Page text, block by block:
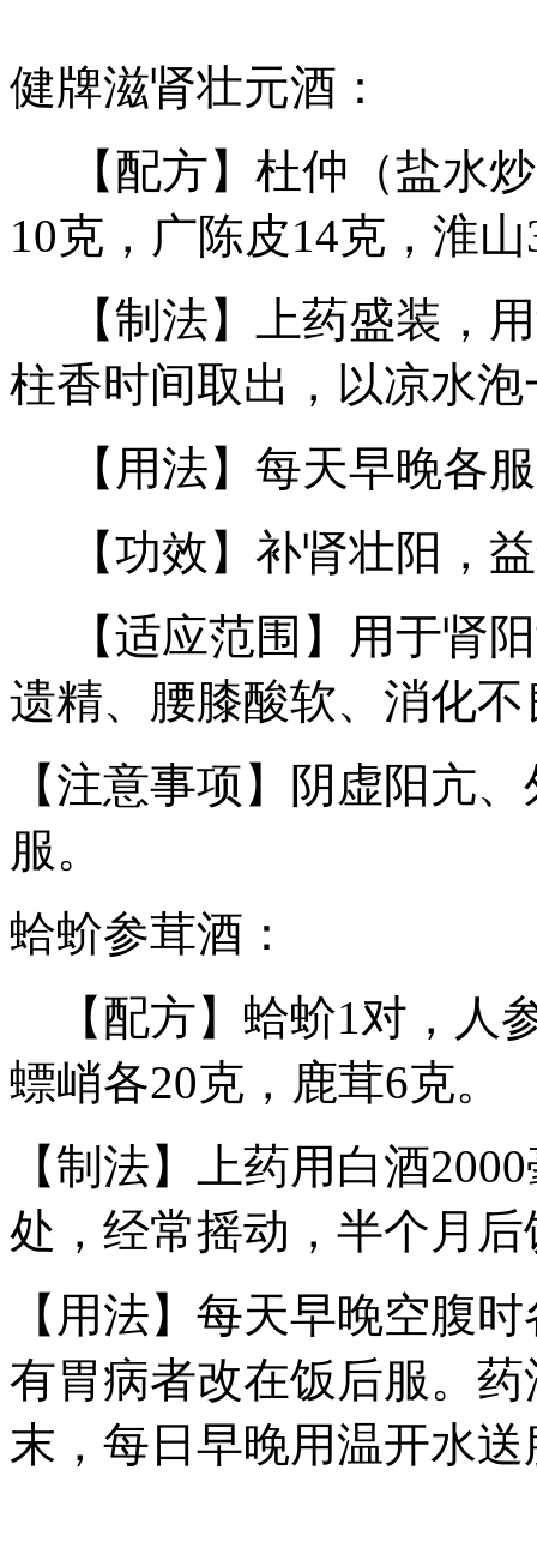
健牌滋肾壮元酒：
【配方】杜仲（盐水炒
10克，广陈皮14克，淮
【制法】上药盛装，用
柱香时间取出，以凉水
【用法】每天早晚各服
【功效】补肾壮阳，
【适应范围】用于肾
遗精、腰膝酸软、消化不
【注意事项】阴虚阳亢
服。
蛤蚧参茸酒：
【配方】蛤蚧1对，人
螵峭各20克，鹿茸6克。
【制法】上药用白酒
处，经常摇动，半个月后
【用法】每天早晚空腹
有胃病者改在饭后服。
末，每日早晚用温开水送